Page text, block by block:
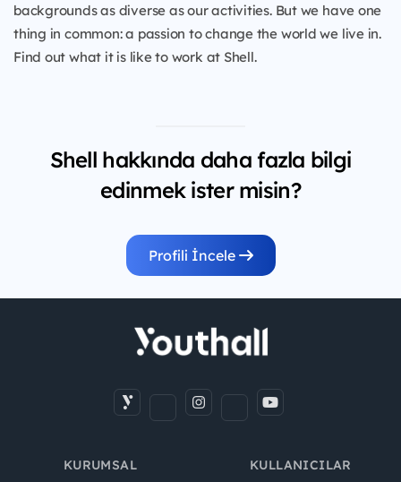
backgrounds as diverse as our activities. But we have one
thing in common: a passion to change the world we live in.
Find out what it is like to work at Shell.
Shell hakkında daha fazla bilgi
edinmek ister misin?
Profili İncele
KURUMSAL KULLANICILAR